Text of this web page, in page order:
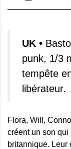
UK •
punk, 1/3
tempête
libérateur.
Flora, Will,
créent un son
britannique. Leur